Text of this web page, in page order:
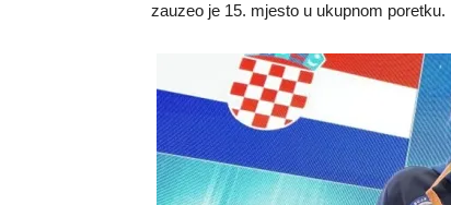
zauzeo je 15. mjesto u ukupnom poretku.